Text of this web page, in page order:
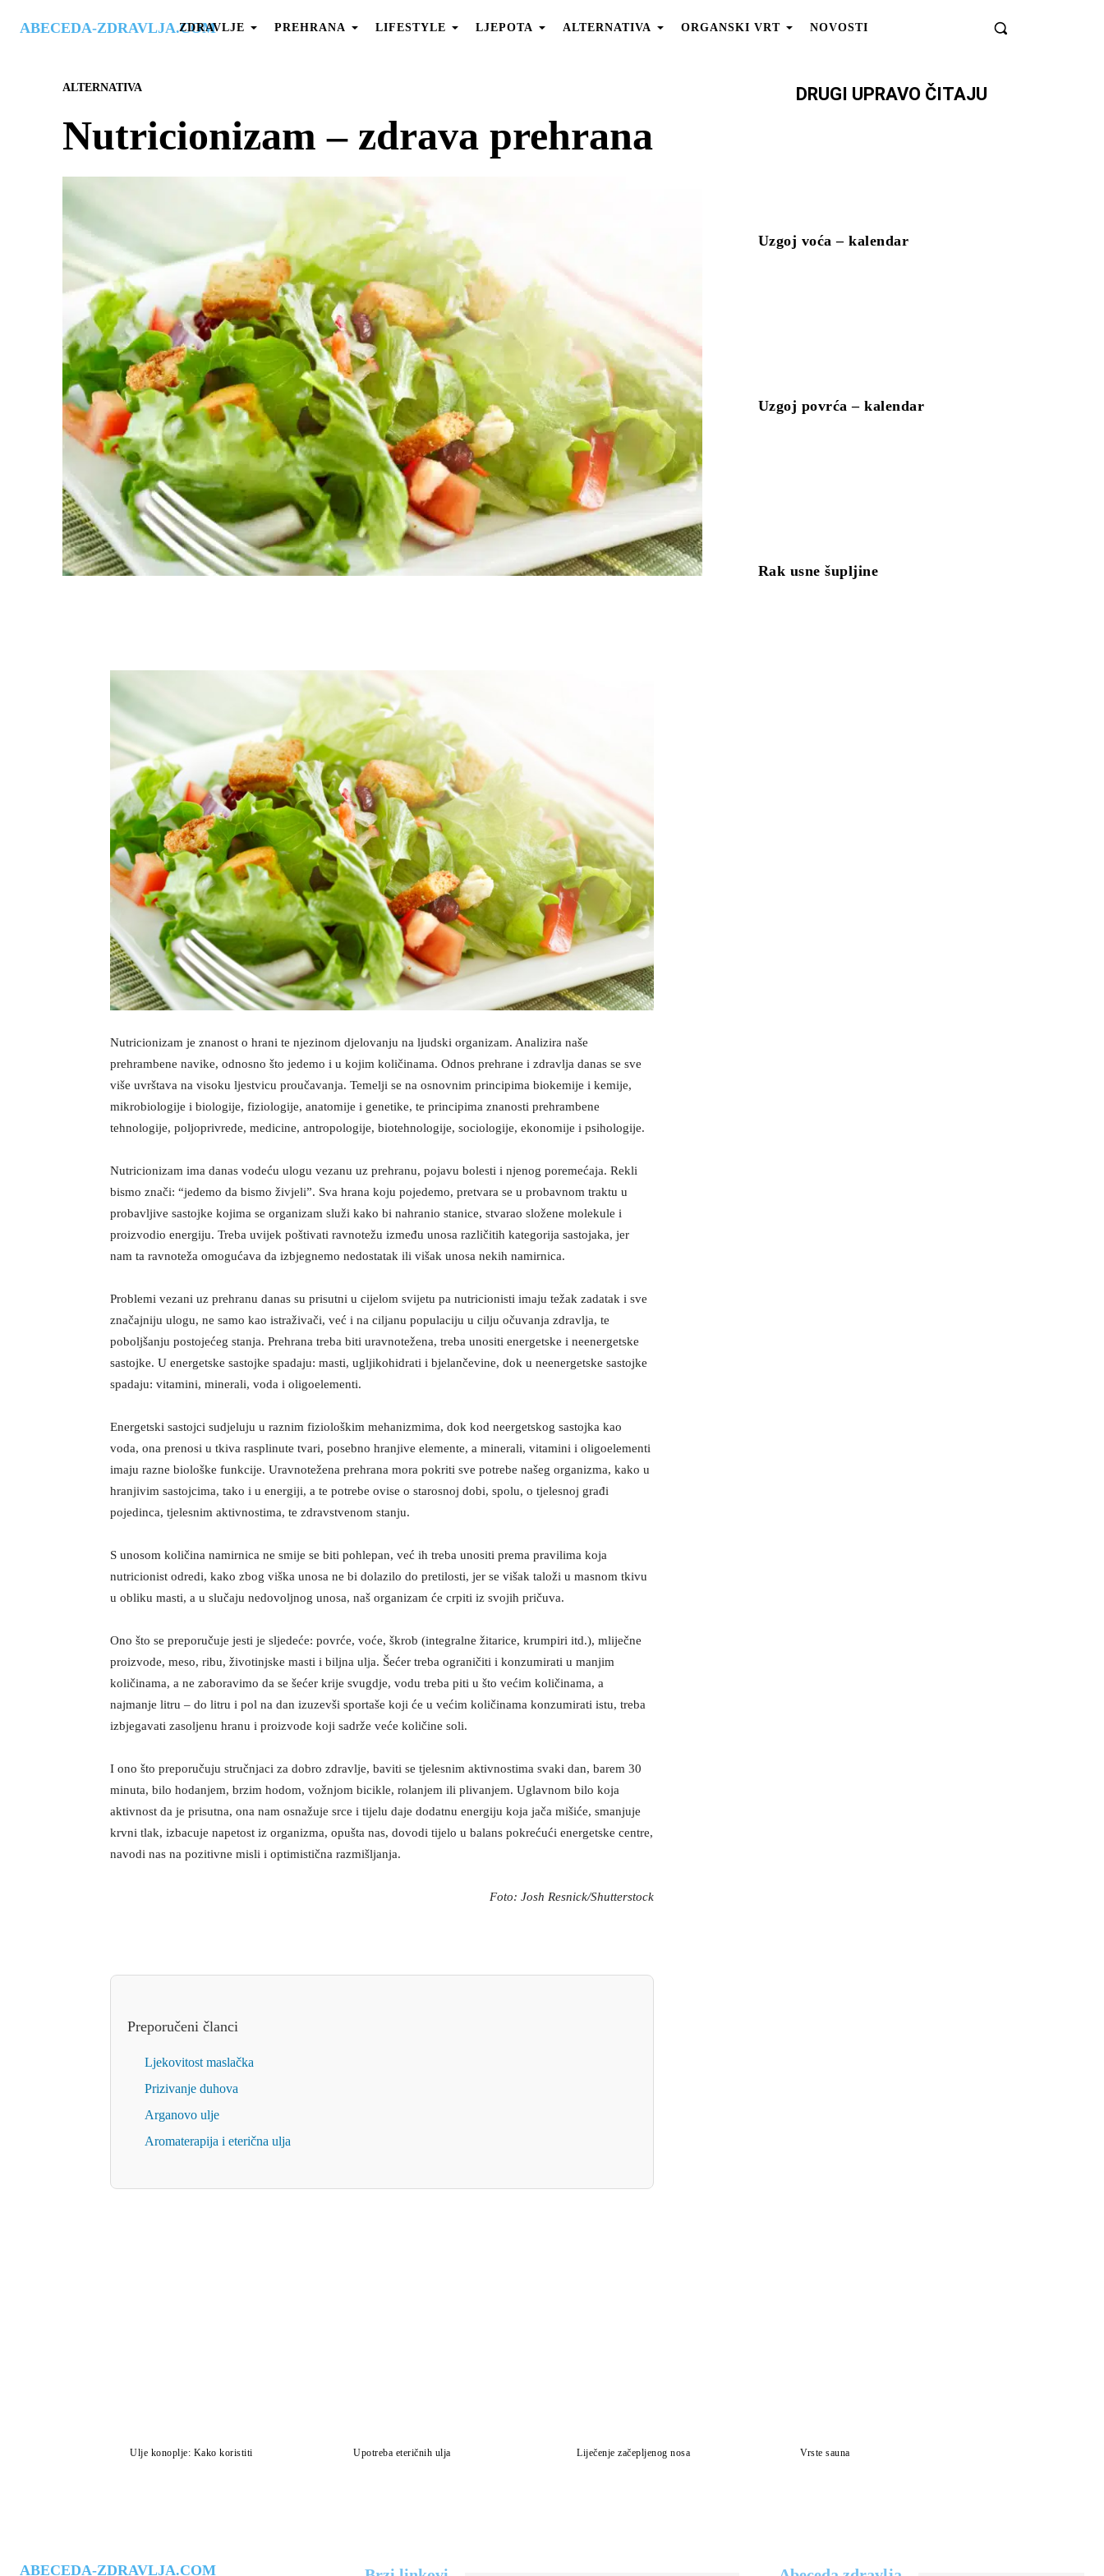
ABECEDA-ZDRAVLJA.COM
ZDRAVLJE PREHRANA LIFESTYLE LJEPOTA ALTERNATIVA ORGANSKI VRT NOVOSTI
ALTERNATIVA
Nutricionizam – zdrava prehrana
Nutricionizam je znanost o hrani te njezinom djelovanju na ljudski organizam. Analizira naše
prehrambene navike, odnosno što jedemo i u kojim količinama. Odnos prehrane i zdravlja danas se sve
više uvrštava na visoku ljestvicu proučavanja. Temelji se na osnovnim principima biokemije i kemije,
mikrobiologije i biologije, fiziologije, anatomije i genetike, te principima znanosti prehrambene
tehnologije, poljoprivrede, medicine, antropologije, biotehnologije, sociologije, ekonomije i psihologije.
Nutricionizam ima danas vodeću ulogu vezanu uz prehranu, pojavu bolesti i njenog poremećaja. Rekli
bismo znači: “jedemo da bismo živjeli”. Sva hrana koju pojedemo, pretvara se u probavnom traktu u
probavljive sastojke kojima se organizam služi kako bi nahranio stanice, stvarao složene molekule i
proizvodio energiju. Treba uvijek poštivati ravnotežu između unosa različitih kategorija sastojaka, jer
nam ta ravnoteža omogućava da izbjegnemo nedostatak ili višak unosa nekih namirnica.
Problemi vezani uz prehranu danas su prisutni u cijelom svijetu pa nutricionisti imaju težak zadatak i sve
značajniju ulogu, ne samo kao istraživači, već i na ciljanu populaciju u cilju očuvanja zdravlja, te
poboljšanju postojećeg stanja. Prehrana treba biti uravnotežena, treba unositi energetske i neenergetske
sastojke. U energetske sastojke spadaju: masti, ugljikohidrati i bjelančevine, dok u neenergetske sastojke
spadaju: vitamini, minerali, voda i oligoelementi.
Energetski sastojci sudjeluju u raznim fiziološkim mehanizmima, dok kod neergetskog sastojka kao
voda, ona prenosi u tkiva rasplinute tvari, posebno hranjive elemente, a minerali, vitamini i oligoelementi
imaju razne biološke funkcije. Uravnotežena prehrana mora pokriti sve potrebe našeg organizma, kako u
hranjivim sastojcima, tako i u energiji, a te potrebe ovise o starosnoj dobi, spolu, o tjelesnoj građi
pojedinca, tjelesnim aktivnostima, te zdravstvenom stanju.
S unosom količina namirnica ne smije se biti pohlepan, već ih treba unositi prema pravilima koja
nutricionist odredi, kako zbog viška unosa ne bi dolazilo do pretilosti, jer se višak taloži u masnom tkivu
u obliku masti, a u slučaju nedovoljnog unosa, naš organizam će crpiti iz svojih pričuva.
Ono što se preporučuje jesti je sljedeće: povrće, voće, škrob (integralne žitarice, krumpiri itd.), mliječne
proizvode, meso, ribu, životinjske masti i biljna ulja. Šećer treba ograničiti i konzumirati u manjim
količinama, a ne zaboravimo da se šećer krije svugdje, vodu treba piti u što većim količinama, a
najmanje litru – do litru i pol na dan izuzevši sportaše koji će u većim količinama konzumirati istu, treba
izbjegavati zasoljenu hranu i proizvode koji sadrže veće količine soli.
I ono što preporučuju stručnjaci za dobro zdravlje, baviti se tjelesnim aktivnostima svaki dan, barem 30
minuta, bilo hodanjem, brzim hodom, vožnjom bicikle, rolanjem ili plivanjem. Uglavnom bilo koja
aktivnost da je prisutna, ona nam osnažuje srce i tijelu daje dodatnu energiju koja jača mišiće, smanjuje
krvni tlak, izbacuje napetost iz organizma, opušta nas, dovodi tijelo u balans pokrećući energetske centre,
navodi nas na pozitivne misli i optimistična razmišljanja.
Foto: Josh Resnick/Shutterstock
Preporučeni članci
Ljekovitost maslačka
Prizivanje duhova
Arganovo ulje
Aromaterapija i eterična ulja
DRUGI UPRAVO ČITAJU
Uzgoj voća – kalendar
Uzgoj povrća – kalendar
Rak usne šupljine
Ulje konoplje: Kako koristiti Upotreba eteričnih ulja Liječenje začepljenog nosa Vrste sauna
ABECEDA-ZDRAVLJA.COM